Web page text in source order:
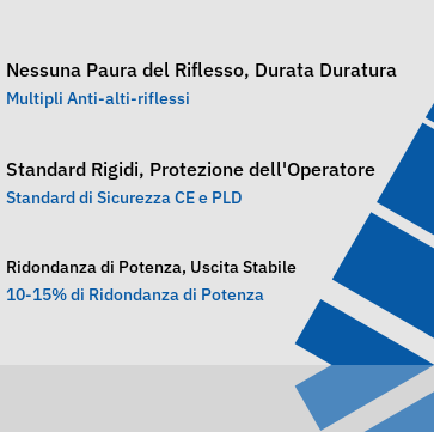
Nessuna Paura del Riflesso, Durata Duratura
Multipli Anti-alti-riflessi
Standard Rigidi, Protezione dell'Operatore
Standard di Sicurezza CE e PLD
Ridondanza di Potenza, Uscita Stabile
10-15% di Ridondanza di Potenza